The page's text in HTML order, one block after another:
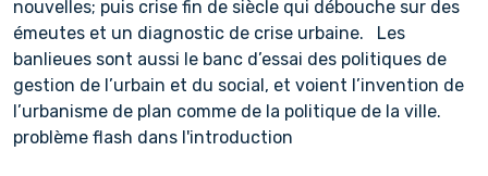
nouvelles; puis crise fin de siècle qui débouche sur des
émeutes et un diagnostic de crise urbaine. Les
banlieues sont aussi le banc d’essai des politiques de
gestion de l’urbain et du social, et voient l’invention de
l’urbanisme de plan comme de la politique de la ville.
problème flash dans l'introduction